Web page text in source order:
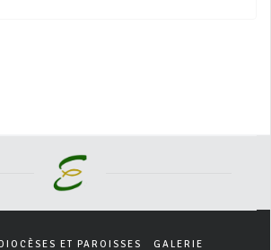
DIOCÈSES ET PAROISSES GALERIE